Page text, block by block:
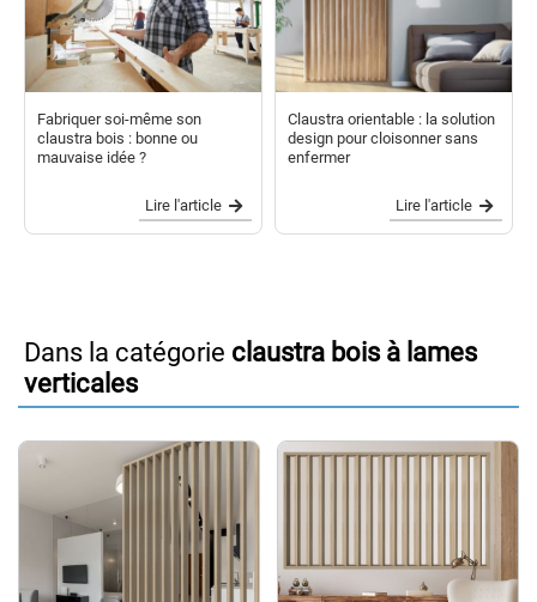
Fabriquer soi-même son
claustra bois : bonne ou
mauvaise idée ?
Lire l'article
Claustra orientable : la solution
design pour cloisonner sans
enfermer
Lire l'article
Dans la catégorie claustra bois à lames
verticales